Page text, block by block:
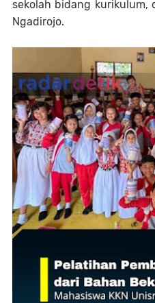
sekolah bidang kurikulum,
Ngadirojo.